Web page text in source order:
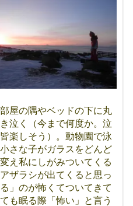
屋の隅やベッドの下に丸
泣く（今まで何度か。泣
楽しそう）。動物園で泳
さな子がガラスをどんど
え私にしがみついてくる
ザラシが出てくると思っ
」のが怖くてついてきて
も眠る際「怖い」と言う